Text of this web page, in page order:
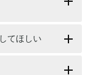
てほしい